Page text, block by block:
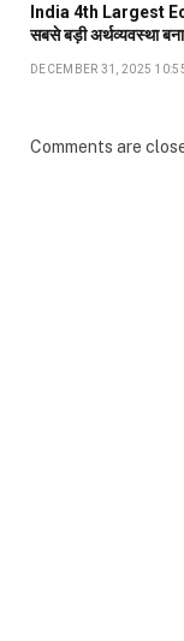
India 4th Largest
सबसे बड़ी अर्थव्यवस्था
DECEMBER 31, 2025
Comments are